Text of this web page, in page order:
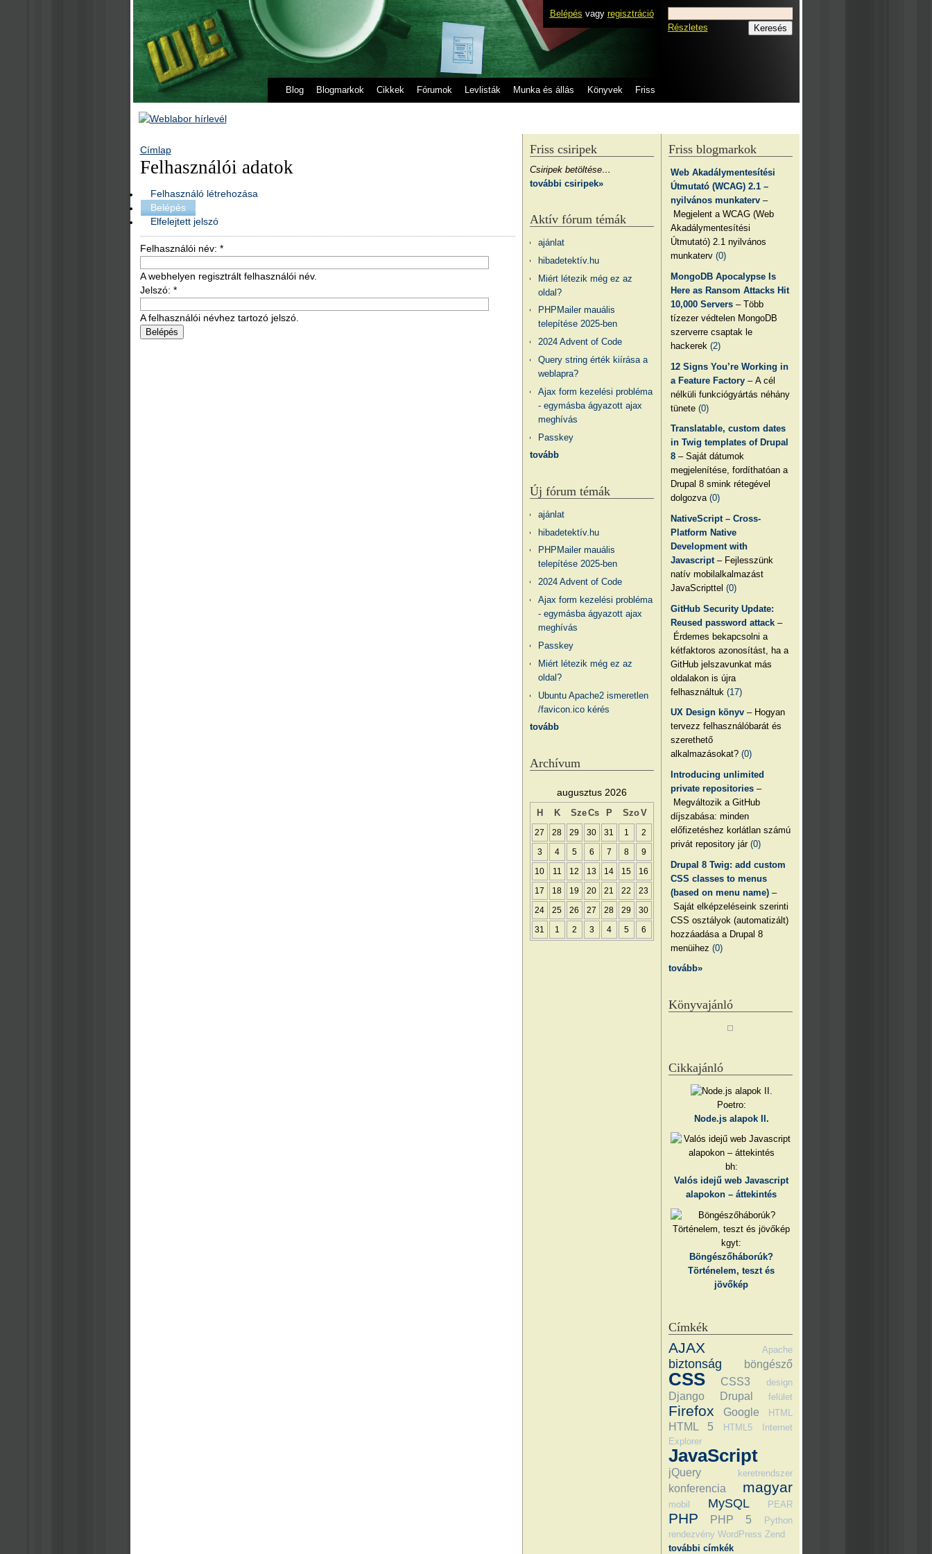
Belépés vagy regisztráció
Blog Blogmarkok Cikkek Fórumok Levlisták Munka és állás Könyvek Friss
Részletes
Címlap
Felhasználói adatok
Felhasználó létrehozása
Belépés
Elfelejtett jelszó
Felhasználói név: *
A webhelyen regisztrált felhasználói név.
Jelszó: *
A felhasználói névhez tartozó jelszó.
Friss blogmarkok
Web Akadálymentesítési
Útmutató (WCAG) 2.1 –
nyilvános munkaterv –
Megjelent a WCAG (Web
Akadálymentesítési
Útmutató) 2.1 nyilvános
munkaterv(0)
MongoDB Apocalypse Is
Here as Ransom Attacks Hit
10,000 Servers – Több
tízezer védtelen MongoDB
szerverre csaptak le
hackerek(2)
12 Signs You’re Working in
a Feature Factory – A cél
nélküli funkciógyártás néhány
tünete(0)
Translatable, custom dates
in Twig templates of Drupal
8 – Saját dátumok
megjelenítése, fordíthatóan a
Drupal 8 smink rétegével
dolgozva(0)
NativeScript – Cross-
Platform Native
Development with
Javascript – Fejlesszünk
natív mobilalkalmazást
JavaScripttel(0)
GitHub Security Update:
Reused password attack –
Érdemes bekapcsolni a
kétfaktoros azonosítást, ha a
GitHub jelszavunkat más
oldalakon is újra
felhasználtuk(17)
UX Design könyv – Hogyan
tervezz felhasználóbarát és
szerethető
alkalmazásokat?(0)
Introducing unlimited
private repositories –
Megváltozik a GitHub
díjszabása: minden
előfizetéshez korlátlan számú
privát repository jár(0)
Drupal 8 Twig: add custom
CSS classes to menus
(based on menu name) –
Saját elképzeléseink szerinti
CSS osztályok (automatizált)
hozzáadása a Drupal 8
menüihez(0)
tovább»
Könyvajánló
Cikkajánló
Poetro:
Node.js alapok II.
bh:
Valós idejű web Javascript
alapokon – áttekintés
kgyt:
Böngészőháborúk?
Történelem, teszt és
jövőkép
Címkék
AJAX Apache
biztonság böngésző
CSS CSS3 design
Django Drupal felület
Firefox Google HTML
HTML 5 HTML5
Internet
Explorer
JavaScript
jQuery keretrendszer
konferencia magyar
mobil MySQL PEAR
PHP PHP 5
Python
rendezvény WordPress Zend
további címkék
Friss csiripek
Csiripek betöltése…
további csiripek»
Aktív fórum témák
ajánlat
hibadetektív.hu
Miért létezik még ez az
oldal?
PHPMailer mauális
telepítése 2025-ben
2024 Advent of Code
Query string érték kiírása a
weblapra?
Ajax form kezelési probléma
- egymásba ágyazott ajax
meghívás
Passkey
tovább
Új fórum témák
ajánlat
hibadetektív.hu
PHPMailer mauális
telepítése 2025-ben
2024 Advent of Code
Ajax form kezelési probléma
- egymásba ágyazott ajax
meghívás
Passkey
Miért létezik még ez az
oldal?
Ubuntu Apache2 ismeretlen
/favicon.ico kérés
tovább
Archívum
augusztus 2026
H K SzeCs P SzoV
27 28 29 30 31 1 2
3 4 5 6 7 8 9
10 11 12 13 14 15 16
17 18 19 20 21 22 23
24 25 26 27 28 29 30
31 1 2 3 4 5 6